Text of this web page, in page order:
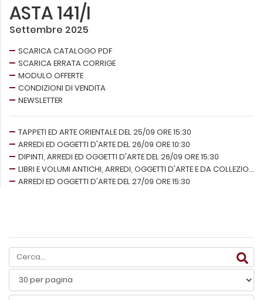
ASTA 141/I
Settembre 2025
SCARICA CATALOGO PDF
SCARICA ERRATA CORRIGE
MODULO OFFERTE
CONDIZIONI DI VENDITA
NEWSLETTER
TAPPETI ED ARTE ORIENTALE DEL 25/09 ORE 15:30
ARREDI ED OGGETTI D'ARTE DEL 26/09 ORE 10:30
DIPINTI, ARREDI ED OGGETTI D'ARTE DEL 26/09 ORE 15:30
LIBRI E VOLUMI ANTICHI, ARREDI, OGGETTI D'ARTE E DA COLLEZIONE DEL 27/09 ORE 10:30
ARREDI ED OGGETTI D'ARTE DEL 27/09 ORE 15:30